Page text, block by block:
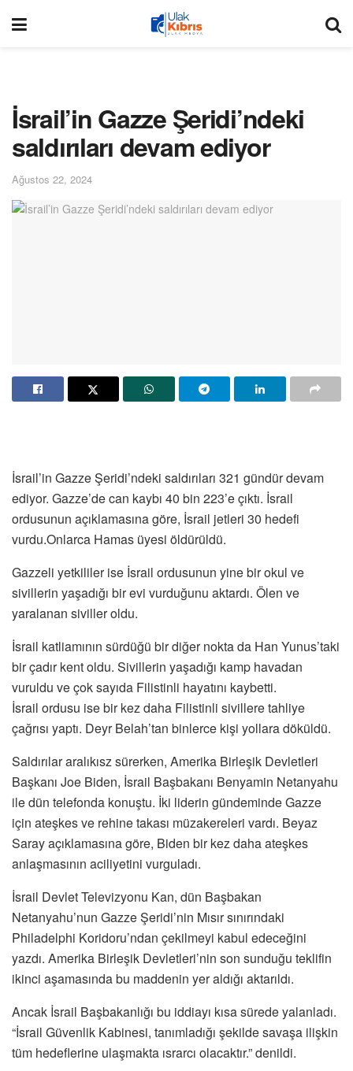
İsrail’in Gazze Şeridi’ndeki
saldırıları devam ediyor
Ağustos 22, 2024
İsrail’in Gazze Şeridi’ndeki saldırıları 321 gündür devam
ediyor. Gazze’de can kaybı 40 bin 223’e çıktı. İsrail
ordusunun açıklamasına göre, İsrail jetleri 30 hedefi
vurdu.Onlarca Hamas üyesi öldürüldü.
Gazzeli yetkililer ise İsrail ordusunun yine bir okul ve
sivillerin yaşadığı bir evi vurduğunu aktardı. Ölen ve
yaralanan siviller oldu.
İsrail katliamının sürdüğü bir diğer nokta da Han Yunus’taki
bir çadır kent oldu. Sivillerin yaşadığı kamp havadan
vuruldu ve çok sayıda Filistinli hayatını kaybetti.
İsrail ordusu ise bir kez daha Filistinli sivillere tahliye
çağrısı yaptı. Deyr Belah’tan binlerce kişi yollara döküldü.
Saldırılar aralıkısz sürerken, Amerika Birleşik Devletleri
Başkanı Joe Biden, İsrail Başbakanı Benyamin Netanyahu
ile dün telefonda konuştu. İki liderin gündeminde Gazze
için ateşkes ve rehine takası müzakereleri vardı. Beyaz
Saray açıklamasına göre, Biden bir kez daha ateşkes
anlaşmasının aciliyetini vurguladı.
İsrail Devlet Televizyonu Kan, dün Başbakan
Netanyahu’nun Gazze Şeridi’nin Mısır sınırındaki
Philadelphi Koridoru’ndan çekilmeyi kabul edeceğini
yazdı. Amerika Birleşik Devletleri’nin son sunduğu teklifin
ikinci aşamasında bu maddenin yer aldığı aktarıldı.
Ancak İsrail Başbakanlığı bu iddiayı kısa sürede yalanladı.
“İsrail Güvenlik Kabinesi, tanımladığı şekilde savaşa ilişkin
tüm hedeflerine ulaşmakta ısrarcı olacaktır.” denildi.